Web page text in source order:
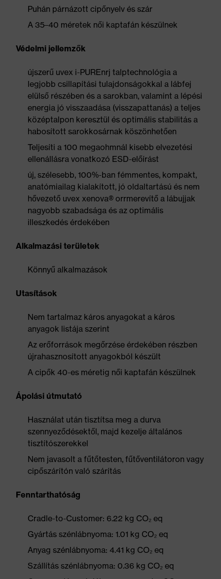
Puhán párnázott cipőnyelv és szár
A 35–40 méretek női kaptafán készülnek
Védelmi jellemzők
újszerű uvex i-PUREnrj talptechnológia a
legjobb csillapítási tulajdonságokkal a lábfej
elülső részében és a sarokban, valamint a lépési
energia jó visszaadása (visszapattanás) a teljes
középtalpon keresztül és optimális stabilitás a
habosított sarokkosárnak köszönhetően
Teljesíti a 100 megaohmnál kisebb elvezetési
ellenállásra vonatkozó ESD-előírást
új, szélesebb, 100%-ban fémmentes, kompakt,
anatómiailag kialakított, jó oldaltartású és nem
hővezető uvex xenova® orrmerevítő a lábujjak
nagyobb szabadsága és az optimális
illeszkedés érdekében
Alkalmazási területek
Könnyű alkalmazások
Utasítások
Nem tartalmaz káros anyagokat a káros
anyagok listája szerint
Az erőforrások megőrzése érdekében részben
újrahasznosított anyagokból készült
A cipők 40-es méretig női kaptafán készülnek
Ápolási útmutató
Használat után tisztítsa meg a durva
szennyeződésektől, majd kezelje általános
tisztítószerekkel
Nem javasolt a fűtőtesten, fűtőventilátoron vagy
cipőszárítón való szárítás
Fenntarthatóság
Cradle-to-Customer: 6.22 kg CO₂ eq
Gyártás szénlábnyoma: 1.01 kg CO₂ eq
Anyag szénlábnyoma: 4.41 kg CO₂ eq
Szállítás szénlábnyoma: 0.36 kg CO₂ eq